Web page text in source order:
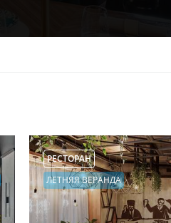
РЕСТОРАН
ЛЕТНЯЯ ВЕРАНДА